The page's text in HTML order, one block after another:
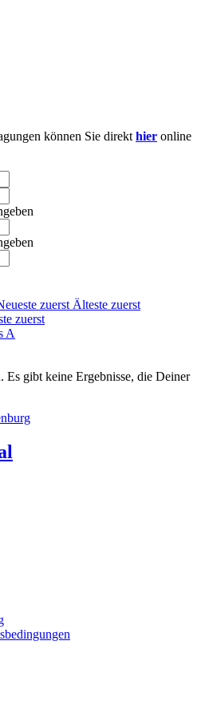
können Sie direkt hier online
zuerst Älteste zuerst
zuerst
A
Es gibt keine Ergebnisse, die Deiner